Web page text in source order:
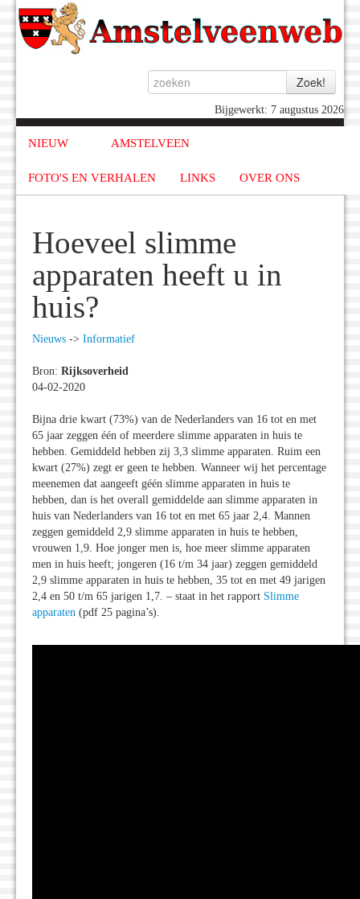
Bijgewerkt: 7 augustus 2026
NIEUW AMSTELVEEN
FOTO'S EN VERHALEN LINKS OVER ONS
Hoeveel slimme
apparaten heeft u in
huis?
Nieuws -> Informatief
Bron: Rijksoverheid
04-02-2020
Bijna drie kwart (73%) van de Nederlanders van 16 tot en met
65 jaar zeggen één of meerdere slimme apparaten in huis te
hebben. Gemiddeld hebben zij 3,3 slimme apparaten. Ruim een
kwart (27%) zegt er geen te hebben. Wanneer wij het percentage
meenemen dat aangeeft géén slimme apparaten in huis te
hebben, dan is het overall gemiddelde aan slimme apparaten in
huis van Nederlanders van 16 tot en met 65 jaar 2,4. Mannen
zeggen gemiddeld 2,9 slimme apparaten in huis te hebben,
vrouwen 1,9. Hoe jonger men is, hoe meer slimme apparaten
men in huis heeft; jongeren (16 t/m 34 jaar) zeggen gemiddeld
2,9 slimme apparaten in huis te hebben, 35 tot en met 49 jarigen
2,4 en 50 t/m 65 jarigen 1,7. – staat in het rapport Slimme
apparaten (pdf 25 pagina’s).